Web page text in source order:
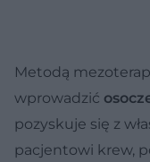
Metodą
wprowadzić
pozyskuje się z
pacjentowi krew,